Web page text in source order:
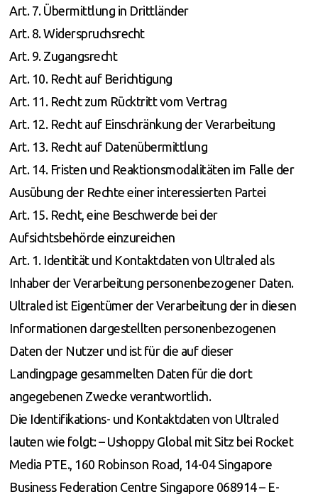
Art. 7. Übermittlung in Drittländer
Art. 8. Widerspruchsrecht
Art. 9. Zugangsrecht
Art. 10. Recht auf Berichtigung
Art. 11. Recht zum Rücktritt vom Vertrag
Art. 12. Recht auf Einschränkung der Verarbeitung
Art. 13. Recht auf Datenübermittlung
Art. 14. Fristen und Reaktionsmodalitäten im Falle der
Ausübung der Rechte einer interessierten Partei
Art. 15. Recht, eine Beschwerde bei der
Aufsichtsbehörde einzureichen
Art. 1. Identität und Kontaktdaten von Ultraled als
Inhaber der Verarbeitung personenbezogener Daten.
Ultraled ist Eigentümer der Verarbeitung der in diesen
Informationen dargestellten personenbezogenen
Daten der Nutzer und ist für die auf dieser
Landingpage gesammelten Daten für die dort
angegebenen Zwecke verantwortlich.
Die Identifikations- und Kontaktdaten von Ultraled
lauten wie folgt: – Ushoppy Global mit Sitz bei Rocket
Media PTE., 160 Robinson Road, 14-04 Singapore
Business Federation Centre Singapore 068914 – E-